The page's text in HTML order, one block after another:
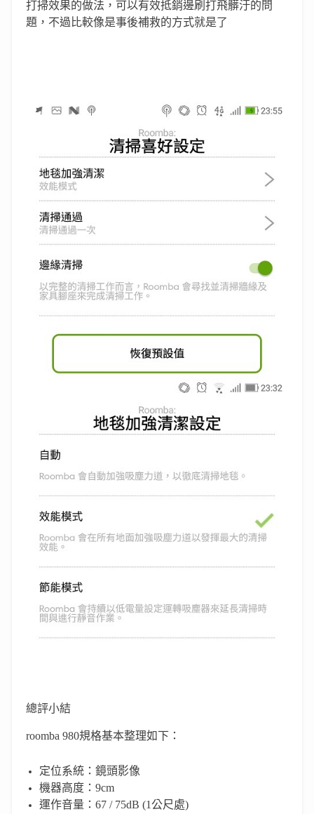
打掃效果的做法，可以有效抵銷邊刷打飛髒汙的問
題，不過比較像是事後補救的方式就是了
總評小結
roomba 980規格基本整理如下：
定位系統：鏡頭影像
機器高度：9cm
運作音量：67 / 75dB (1公尺處)